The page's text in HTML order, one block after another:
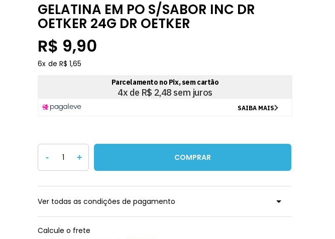
GELATINA EM PO S/SABOR INC DR
OETKER 24G DR OETKER
R$ 9,90
6x R$ 1,65
- + COMPRAR
Ver todas as condições de pagamento